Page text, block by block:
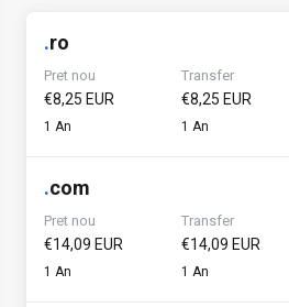
.ro
Pret nou
€8,25 EUR
1 An
Transfer
€8,25 EUR
1 An
.com
Pret nou
€14,09 EUR
1 An
Transfer
€14,09 EUR
1 An